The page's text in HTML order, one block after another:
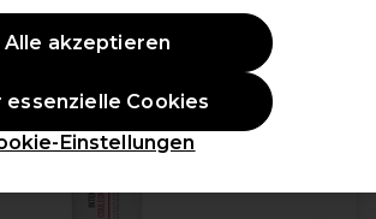
Einstellungen
essenzielle Cookies
Alle akzeptieren